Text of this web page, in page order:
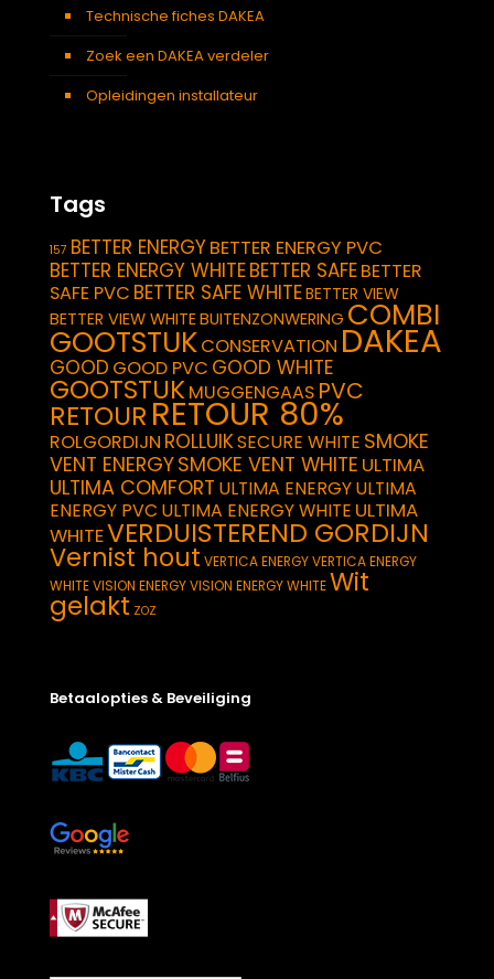
Technische fiches DAKEA
Zoek een DAKEA verdeler
Opleidingen installateur
Tags
157 BETTER ENERGYBETTER ENERGY PVC
BETTER ENERGY WHITEBETTER SAFEBETTER
SAFE PVC BETTER SAFE WHITEBETTER VIEW
BETTER VIEW WHITEBUITENZONWERING COMBI
GOOTSTUKCONSERVATION DAKEA
GOOD GOOD PVC GOOD WHITE
GOOTSTUKMUGGENGAAS PVC
RETOUR RETOUR 80%
ROLGORDIJN ROLLUIKSECURE WHITE SMOKE
VENT ENERGYSMOKE VENT WHITE ULTIMA
ULTIMA COMFORT ULTIMA ENERGYULTIMA
ENERGY PVC ULTIMA ENERGY WHITE ULTIMA
WHITEVERDUISTEREND GORDIJN
Vernist hout VERTICA ENERGYVERTICA ENERGY
WHITEVISION ENERGYVISION ENERGY WHITEWit
gelakt ZOZ
Betaalopties & Beveiliging